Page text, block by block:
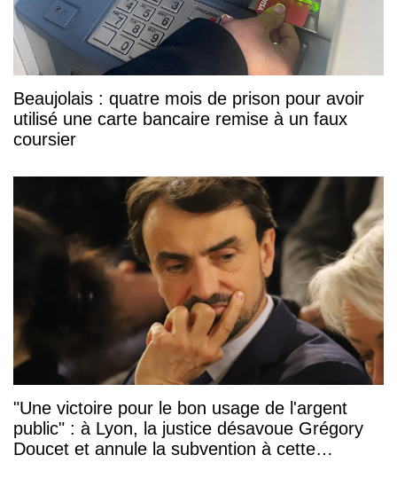
Beaujolais : quatre mois de prison pour avoir
utilisé une carte bancaire remise à un faux
coursier
"Une victoire pour le bon usage de l'argent
public" : à Lyon, la justice désavoue Grégory
Doucet et annule la subvention à cette